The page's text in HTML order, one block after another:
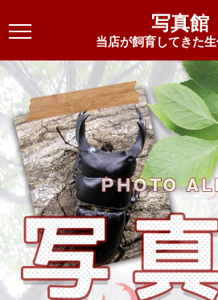
写真館
当店が飼育してきた